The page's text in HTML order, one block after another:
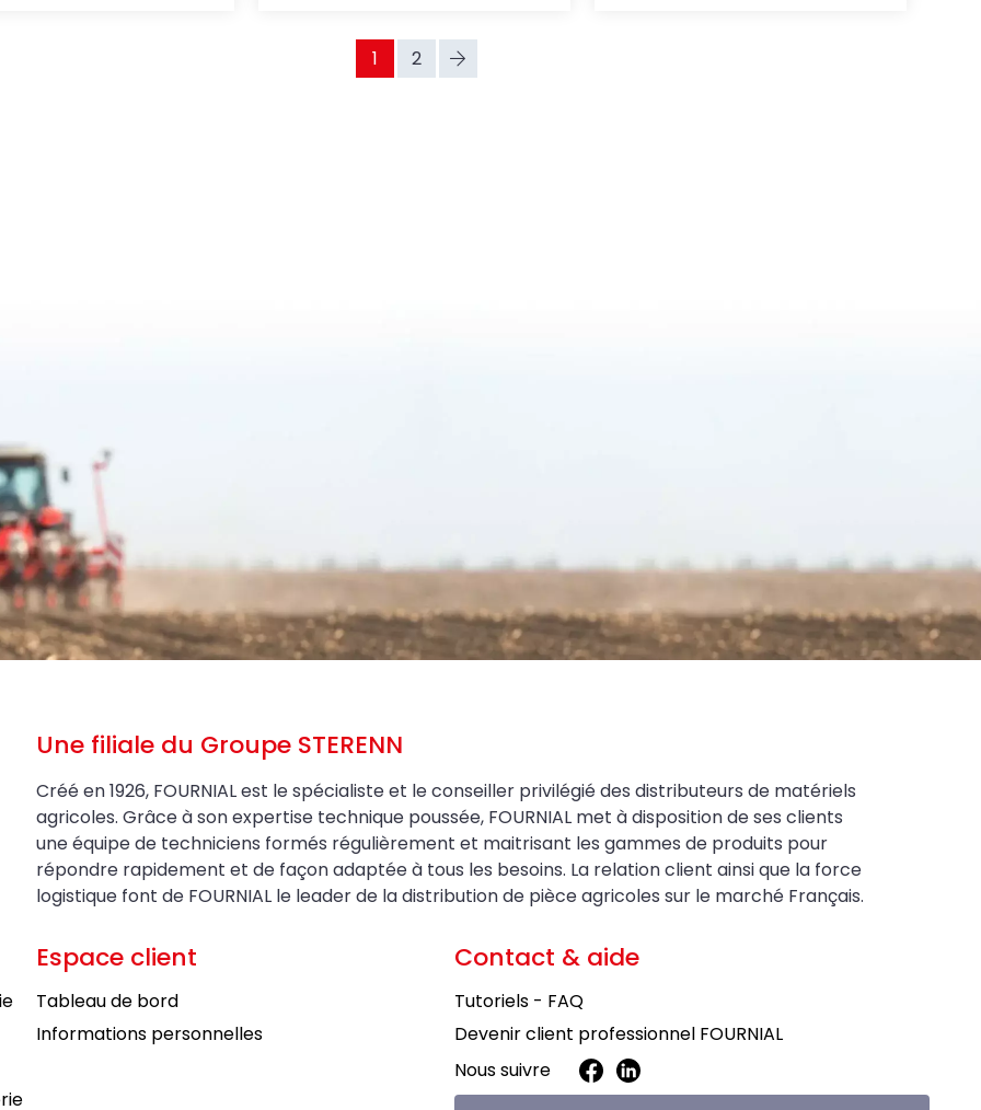
1 2
Une filiale du Groupe STERENN
Créé en 1926, FOURNIAL est le spécialiste et le conseiller privilégié des distributeurs de matériels
agricoles. Grâce à son expertise technique poussée, FOURNIAL met à disposition de ses clients
une équipe de techniciens formés régulièrement et maitrisant les gammes de produits pour
répondre rapidement et de façon adaptée à tous les besoins. La relation client ainsi que la force
logistique font de FOURNIAL le leader de la distribution de pièce agricoles sur le marché Français.
Espace client
Tableau de bord
Informations personnelles
Contact & aide
Tutoriels - FAQ
Devenir client professionnel FOURNIAL
Nous suivre